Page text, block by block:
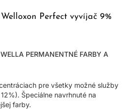
Perfect vyvíjač 9%
PERMANENTNÉ FARBY A
pre všetky možné služby
Špeciálne navrhnuté na
farby.